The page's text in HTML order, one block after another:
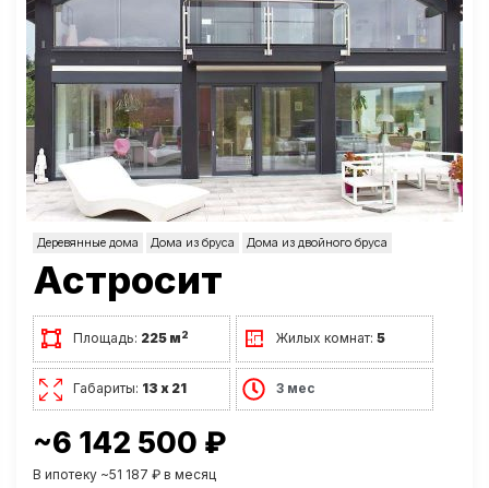
Деревянные дома Дома из бруса Дома из двойного бруса
Астросит
Площадь: 225 м2 Жилых комнат:5
Габариты: 13 х 21 3 мес
~6 142 500 ₽
В ипотеку ~51 187 ₽ в месяц